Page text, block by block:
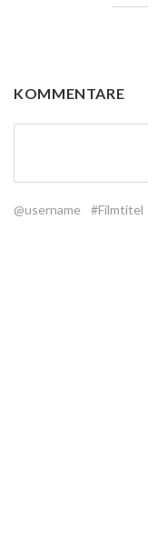
KOMMENTARE
@username #Filmtitel